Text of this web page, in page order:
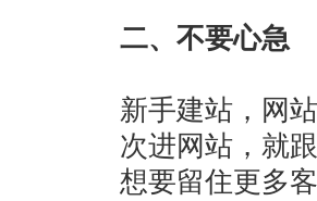
二、不要心急
新手建站，网
次进网站，就
想要留住更多